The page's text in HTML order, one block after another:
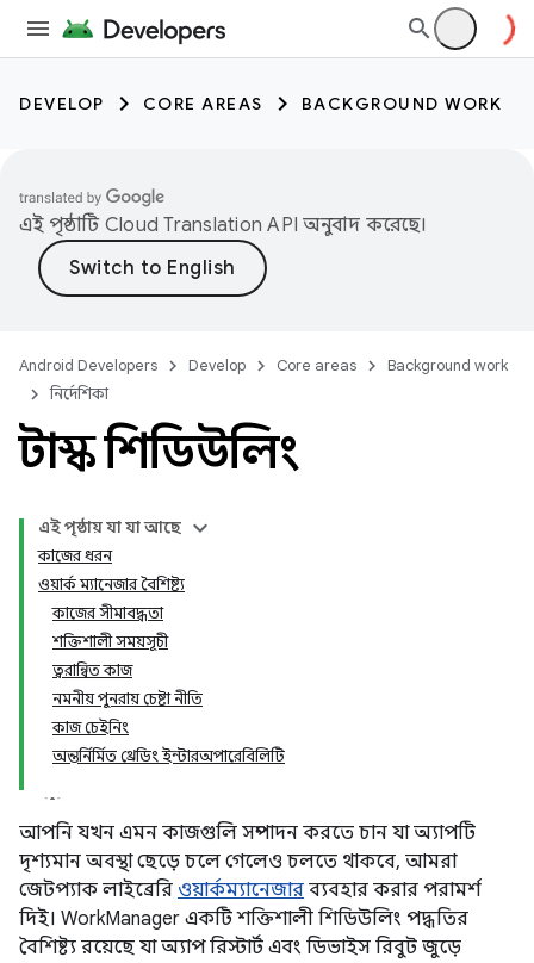
DEVELOP CORE AREAS BACKGROUND WORK
এই পৃষ্ঠাটি Cloud Translation API অনুবাদ করেছে।
Android Developers Develop Core areas
Background work
নির্দেশিকা
টাস্ক শিডিউলিং
এই পৃষ্ঠায় যা যা আছে
কাজের ধরন
ওয়ার্ক ম্যানেজার বৈশিষ্ট্য
কাজের সীমাবদ্ধতা
শক্তিশালী সময়সূচী
ত্বরান্বিত কাজ
নমনীয় পুনরায় চেষ্টা নীতি
কাজ চেইনিং
অন্তর্নির্মিত থ্রেডিং ইন্টারঅপারেবিলিটি
আপনি যখন এমন কাজগুলি সম্পাদন করতে চান যা অ্যাপটি
দৃশ্যমান অবস্থা ছেড়ে চলে গেলেও চলতে থাকবে, আমরা
জেটপ্যাক লাইব্রেরি ওয়ার্কম্যানেজার ব্যবহার করার পরামর্শ
দিই। WorkManager একটি শক্তিশালী শিডিউলিং পদ্ধতির
বৈশিষ্ট্য রয়েছে যা অ্যাপ রিস্টার্ট এবং ডিভাইস রিবুট জুড়ে